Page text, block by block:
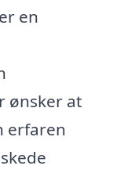
en
ønsker at
erfaren